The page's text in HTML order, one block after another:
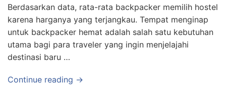
Berdasarkan data, rata-rata backpacker memilih hostel
karena harganya yang terjangkau. Tempat menginap
untuk backpacker hemat adalah salah satu kebutuhan
utama bagi para traveler yang ingin menjelajahi
destinasi baru …
Continue reading →